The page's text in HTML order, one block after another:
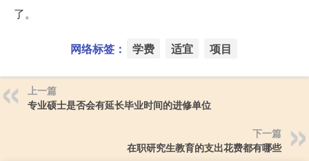
了。
网络标签： 学费 适宜 项目
上一篇
专业硕士是否会有延长毕业时间的进修单位
下一篇
在职研究生教育的支出花费都有哪些